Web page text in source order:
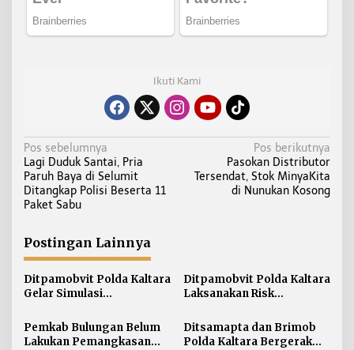
Ikuti Kami
N
a
v
i
a
s
i
p
o
s
Pos sebelumnya
Lagi Duduk Santai, Pria
Paruh Baya di Selumit
Ditangkap Polisi Beserta 11
Paket Sabu
Pos berikutnya
Pasokan Distributor
Tersendat, Stok MinyaKita
di Nunukan Kosong
Postingan Lainnya
Ditpamobvit Polda Kaltara
Gelar Simulasi
Kebakaran Tangki V
Minyak di PT Pertamina
Ditpamobvit Polda Kaltara
Laksanakan Risk
Monaco Tarakan
Pemkab Bulungan Belum
Lakukan Pemangkasan
Ditsamapta dan Brimob
Polda Kaltara Bergerak